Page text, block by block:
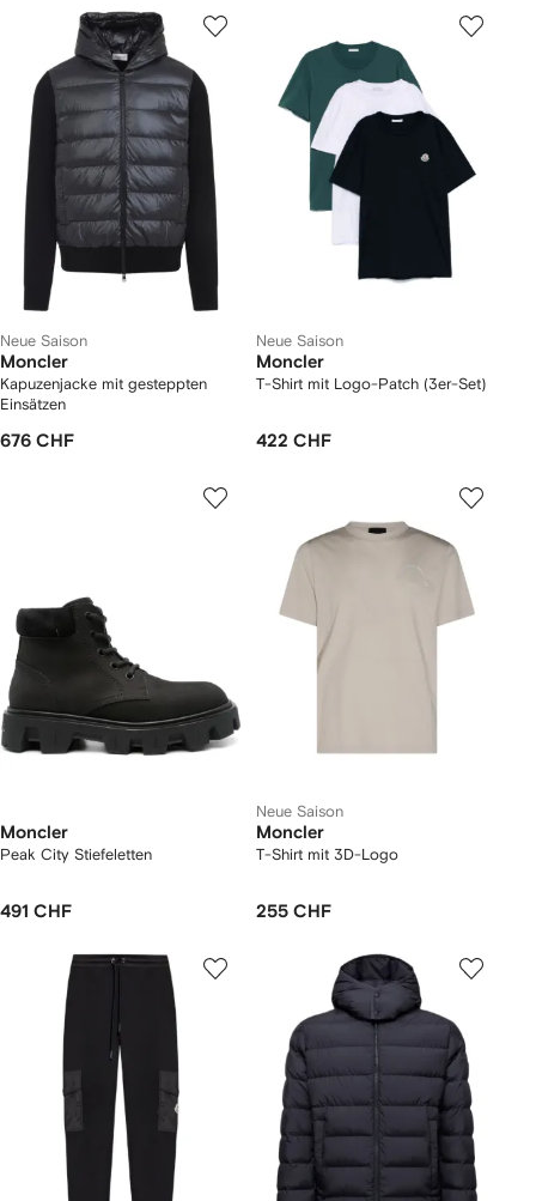
Neue Saison
Moncler
Kapuzenjacke mit gesteppten
Einsätzen
676 CHF
Neue Saison
Moncler
T-Shirt mit Logo-Patch (3er-Set)
422 CHF
Moncler
Peak City Stiefeletten
491 CHF
Neue Saison
Moncler
T-Shirt mit 3D-Logo
255 CHF